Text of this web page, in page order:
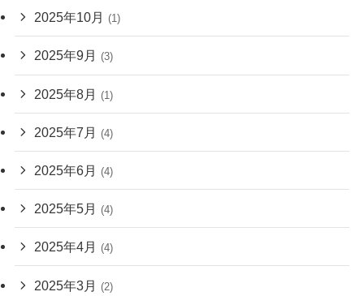
2025年10月 (1)
2025年9月 (3)
2025年8月 (1)
2025年7月 (4)
2025年6月 (4)
2025年5月 (4)
2025年4月 (4)
2025年3月 (2)